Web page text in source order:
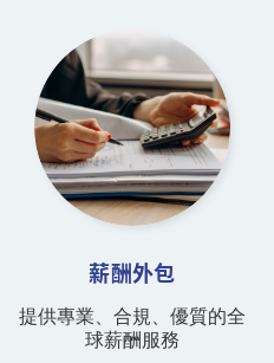
薪酬外包
提供專業、合規、優質的全
球薪酬服務